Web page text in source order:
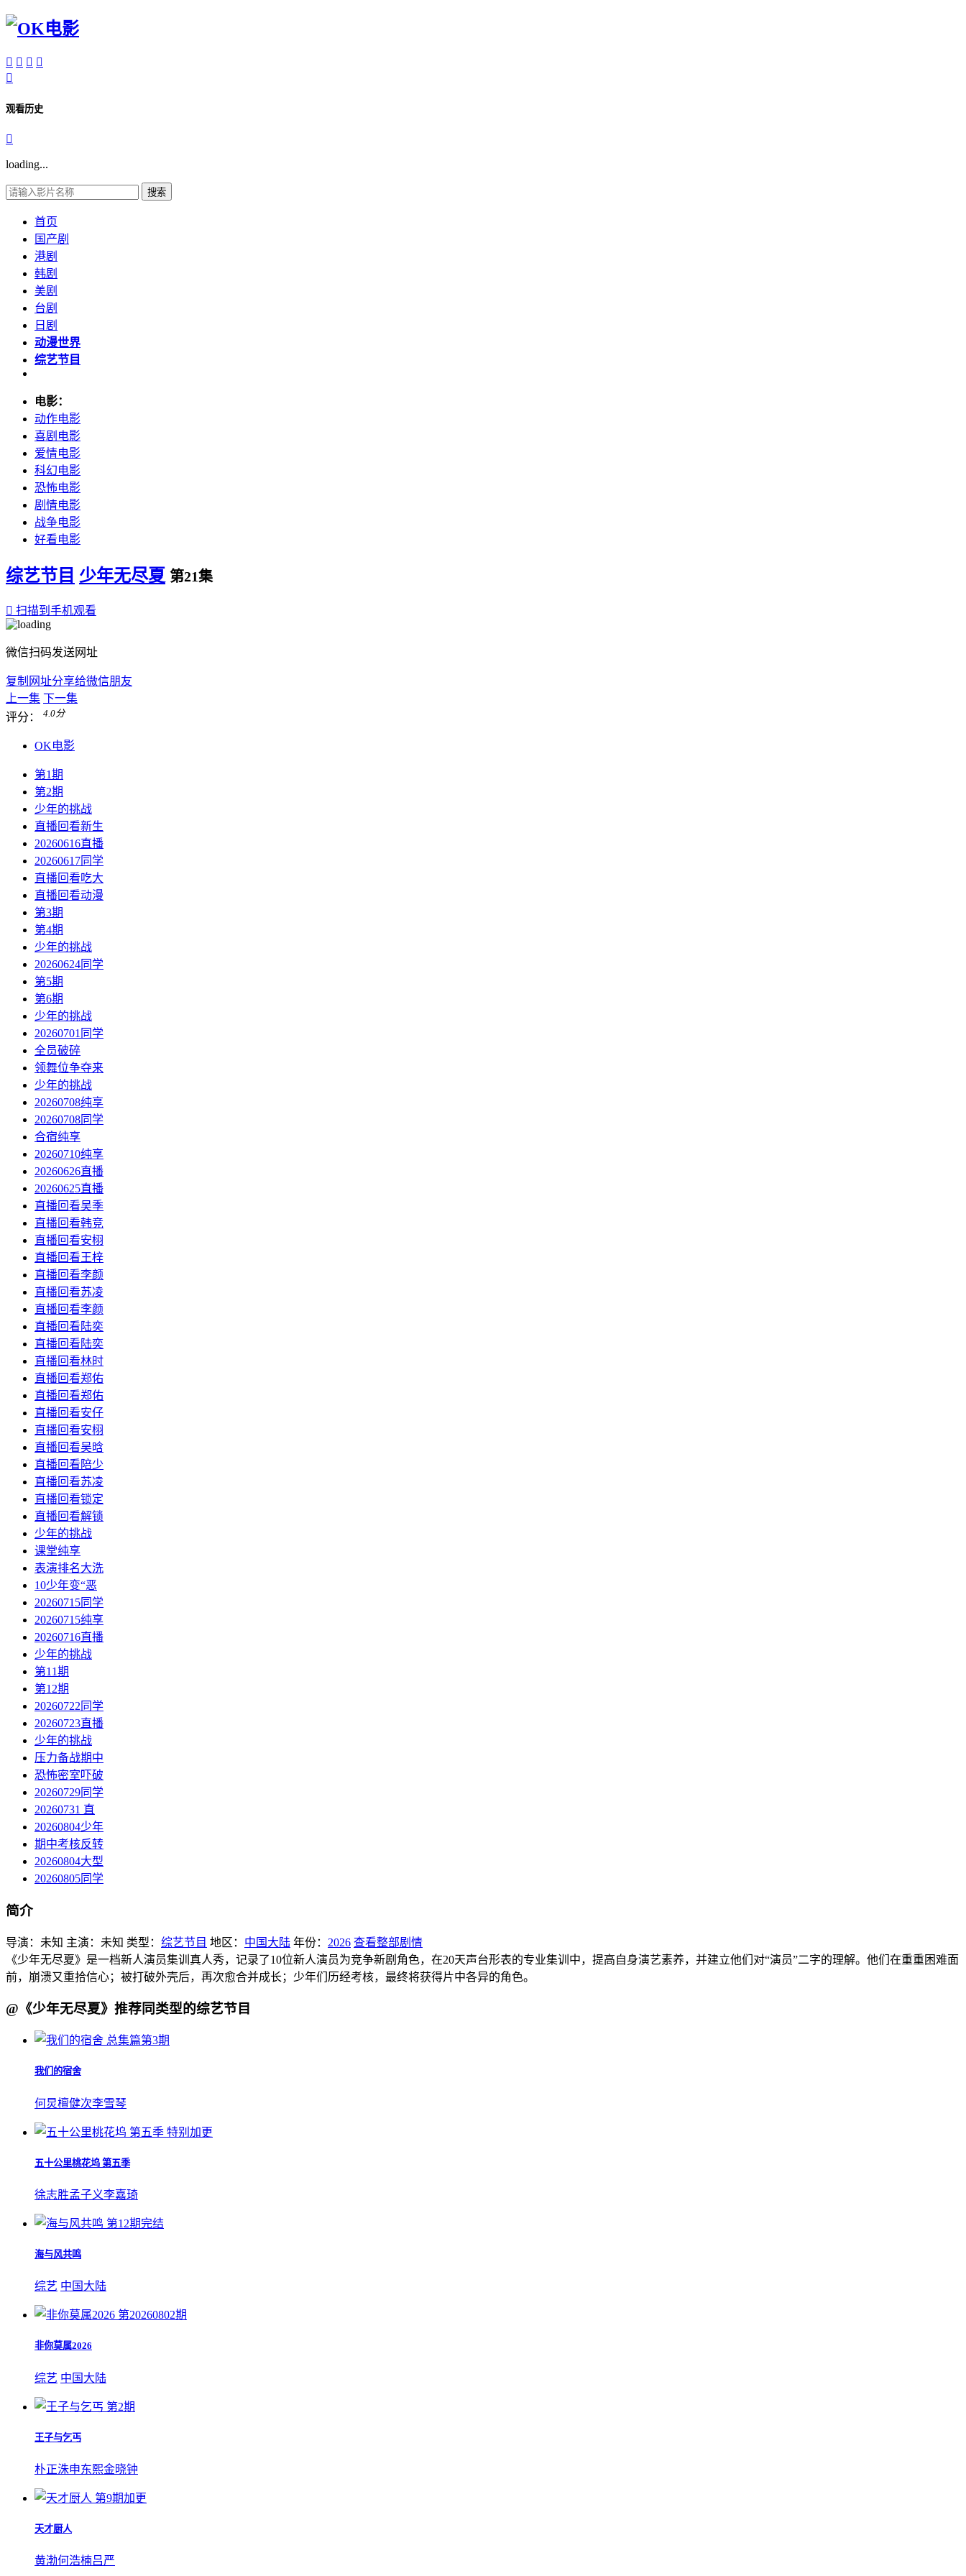
   

观看历史

loading...
搜索
首页
国产剧
港剧
韩剧
美剧
台剧
日剧
动漫世界
综艺节目
电影：
动作电影
喜剧电影
爱情电影
科幻电影
恐怖电影
剧情电影
战争电影
好看电影
综艺节目 少年无尽夏 第21集
 扫描到手机观看
微信扫码发送网址
复制网址分享给微信朋友
上一集 下一集
评分：
4.0分
OK电影
第1期
第2期
少年的挑战
直播回看新生
20260616直播
20260617同学
直播回看吃大
直播回看动漫
第3期
第4期
少年的挑战
20260624同学
第5期
第6期
少年的挑战
20260701同学
全员破碎
领舞位争夺来
少年的挑战
20260708纯享
20260708同学
合宿纯享
20260710纯享
20260626直播
20260625直播
直播回看吴季
直播回看韩竞
直播回看安栩
直播回看王梓
直播回看李颜
直播回看苏凌
直播回看李颜
直播回看陆奕
直播回看陆奕
直播回看林时
直播回看郑佑
直播回看郑佑
直播回看安仔
直播回看安栩
直播回看吴晗
直播回看陪少
直播回看苏凌
直播回看锁定
直播回看解锁
少年的挑战
课堂纯享
表演排名大洗
10少年变“恶
20260715同学
20260715纯享
20260716直播
少年的挑战
第11期
第12期
20260722同学
20260723直播
少年的挑战
压力备战期中
恐怖密室吓破
20260729同学
20260731 直
20260804少年
期中考核反转
20260804大型
20260805同学
简介
导演： 未知 主演： 未知 类型： 综艺节目 地区： 中国大陆 年份： 2026 查看整部剧情
《少年无尽夏》是一档新人演员集训真人秀，记录了10位新人演员为竞争新剧角色，在20天声台形表的专业集训中，提高自身演艺素养，并建立他们对“演员”二字的理解。他们在重重困难面
前，崩溃又重拾信心；被打破外壳后，再次愈合并成长；少年们历经考核，最终将获得片中各异的角色。
@《少年无尽夏》推荐同类型的综艺节目
总集篇第3期
我们的宿舍
何炅檀健次李雪琴
特别加更
五十公里桃花坞 第五季
徐志胜孟子义李嘉琦
第12期完结
海与风共鸣
综艺 中国大陆
第20260802期
非你莫属2026
综艺 中国大陆
第2期
王子与乞丐
朴正洙申东熙金晓钟
第9期加更
天才厨人
黄渤何浩楠吕严